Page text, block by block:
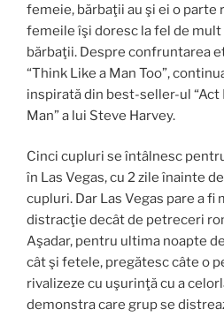
femeie, bărbaţii au şi ei o parte
femeile îşi doresc la fel de
bărbaţii. Despre confruntarea
“Think Like a Man Too”,
inspirată din best-seller-ul “Act
Man” a lui Steve Harvey.
Cinci cupluri se întâlnesc
în Las Vegas, cu 2 zile înainte
cupluri. Dar Las Vegas pare a fi
distracţie decât de petreceri
Aşadar, pentru ultima noapte
cât şi fetele, pregătesc câte o
rivalizeze cu uşurinţă cu a
demonstra care grup se